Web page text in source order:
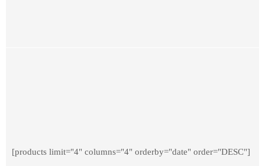
[products limit="4" columns="4" orderby="date" order="DESC"]